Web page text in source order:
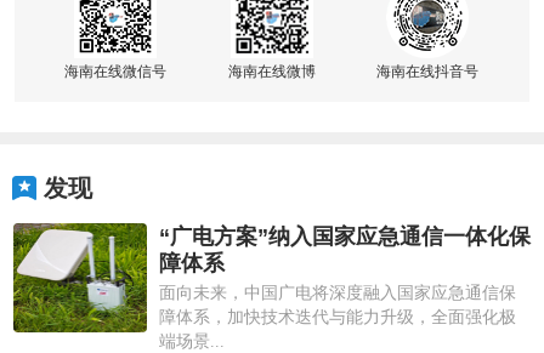
海南在线微信号 海南在线微博 海南在线抖音号
发现
“广电方案”纳入国家应急通信一体化保
障体系
面向未来，中国广电将深度融入国家应急通信保
障体系，加快技术迭代与能力升级，全面强化极
端场景...